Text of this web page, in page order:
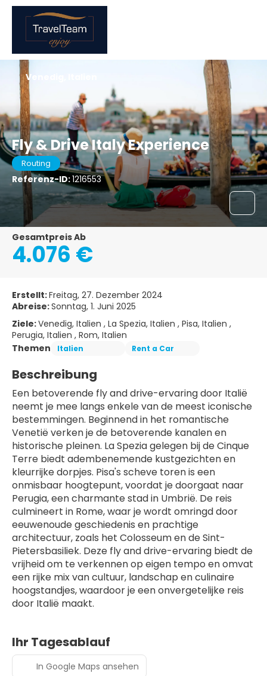
Fly & Drive Italy Experience
Routing
Referenz-ID:1216553
Venedig, Italien
Gesamtpreis Ab
4.076 €
Erstellt:Freitag, 27. Dezember 2024
Abreise:Sonntag, 1. Juni 2025
Ziele:Venedig, Italien , La Spezia, Italien , Pisa, Italien ,
Perugia, Italien , Rom, Italien
Themen
Italien Rent a Car
Beschreibung
Een betoverende fly and drive-ervaring door Italië
neemt je mee langs enkele van de meest iconische
bestemmingen. Beginnend in het romantische
Venetië verken je de betoverende kanalen en
historische pleinen. La Spezia gelegen bij de Cinque
Terre biedt adembenemende kustgezichten en
kleurrijke dorpjes. Pisa's scheve toren is een
onmisbaar hoogtepunt, voordat je doorgaat naar
Perugia, een charmante stad in Umbrië. De reis
culmineert in Rome, waar je wordt omringd door
eeuwenoude geschiedenis en prachtige
architectuur, zoals het Colosseum en de Sint-
Pietersbasiliek. Deze fly and drive-ervaring biedt de
vrijheid om te verkennen op eigen tempo en omvat
een rijke mix van cultuur, landschap en culinaire
hoogstandjes, waardoor je een onvergetelijke reis
door Italië maakt.
Ihr Tagesablauf
In Google Maps ansehen